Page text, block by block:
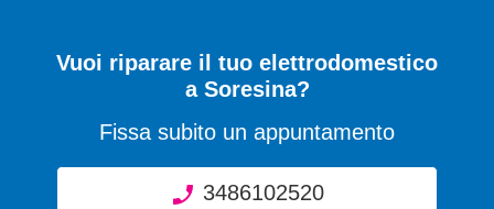
Vuoi riparare il tuo elettrodomestico
a Soresina?
Fissa subito un appuntamento
3486102520